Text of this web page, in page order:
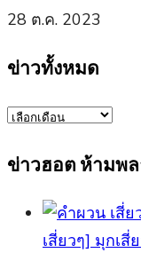
28 ต.ค. 2023
ข่าวทั้งหมด
ข่าว
ข่าวฮอต ห้ามพ
เสี่ยวๆ] มุกเ